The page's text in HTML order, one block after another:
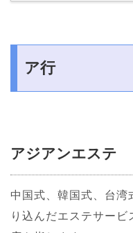
ア行
アジアンエステ
中国式、韓国式、台湾
り込んだエステサー